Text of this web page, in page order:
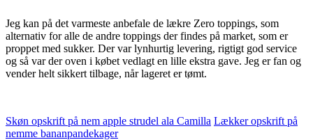
Jeg kan på det varmeste anbefale de lækre Zero toppings, som
alternativ for alle de andre toppings der findes på market, som er
proppet med sukker. Der var lynhurtig levering, rigtigt god service
og så var der oven i købet vedlagt en lille ekstra gave. Jeg er fan og
vender helt sikkert tilbage, når lageret er tømt.
Skøn opskrift på nem apple strudel ala Camilla Lækker opskrift på
nemme bananpandekager